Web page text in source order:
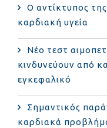
Ο αντίκτυπος
καρδιακή υγεία
Νέο τεστ
κινδυνεύουν από
εγκεφαλικό
Σημαντικός
καρδιακά